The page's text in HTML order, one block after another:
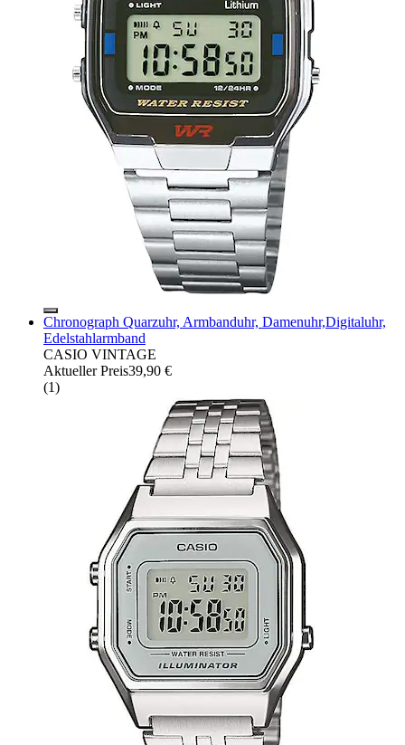
Chronograph Quarzuhr, Armbanduhr, Damenuhr,Digitaluhr,
Edelstahlarmband
CASIO VINTAGE
Aktueller Preis39,90 €
(1)